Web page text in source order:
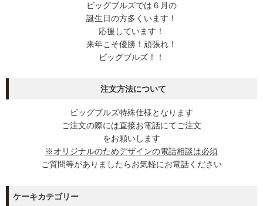
ビッグブルズでは６月の
誕生日の方多くいます！
応援しています！
来年こそ優勝！頑張れ！
ビッグブルズ！！
注文方法について
ビッグブルズ特殊仕様となります
ご注文の際には直接お電話にてご注文
をお願いします
※オリジナルのためデザインの電話相談は必須
ご質問等がありましたらお気軽にお電話ください
ケーキカテゴリー